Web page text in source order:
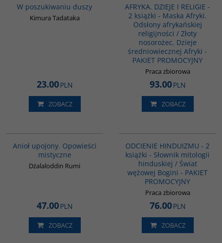
W poszukiwaniu duszy
Kimura Tadataka
23.00PLN
ZOBACZ
AFRYKA. DZIEJE I RELIGIE -
2 książki - Maska Afryki.
Odsłony afrykańskiej
religijności / Złoty
nosorożec. Dzieje
średniowiecznej Afryki -
PAKIET PROMOCYJNY
Praca zbiorowa
93.00PLN
ZOBACZ
Anioł upojony. Opowieści
mistyczne
Dżalaloddin Rumi
47.00PLN
ZOBACZ
ODCIENIE HINDUIZMU - 2
książki - Słownik mitologii
hinduskiej / Świat
wężowej Bogini - PAKIET
PROMOCYJNY
Praca zbiorowa
76.00PLN
ZOBACZ